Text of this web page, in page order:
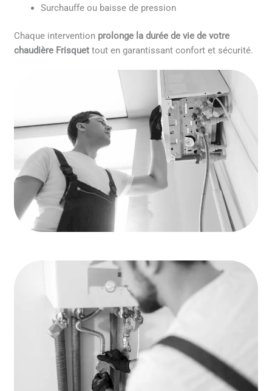
Surchauffe ou baisse de pression
Chaque intervention prolonge la durée de vie de votre
chaudière Frisquet tout en garantissant confort et sécurité.